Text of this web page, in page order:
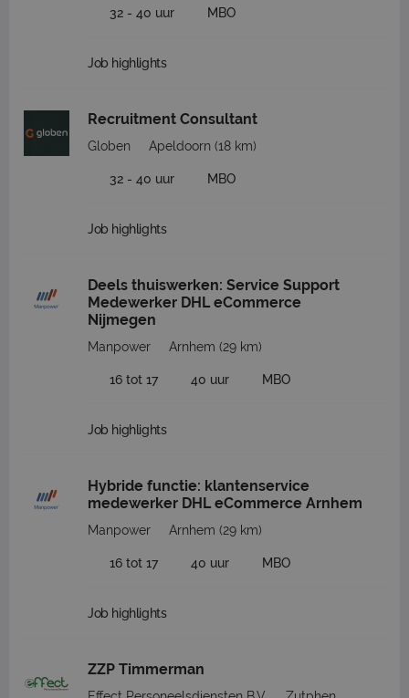
32 - 40 uur MBO
Job highlights
Recruitment Consultant
Globen Apeldoorn (18 km)
32 - 40 uur MBO
Job highlights
Deels thuiswerken: Service Support
Medewerker DHL eCommerce
Nijmegen
Manpower Arnhem (29 km)
16 tot 17 40 uur MBO
Job highlights
Hybride functie: klantenservice
medewerker DHL eCommerce Arnhem
Manpower Arnhem (29 km)
16 tot 17 40 uur MBO
Job highlights
ZZP Timmerman